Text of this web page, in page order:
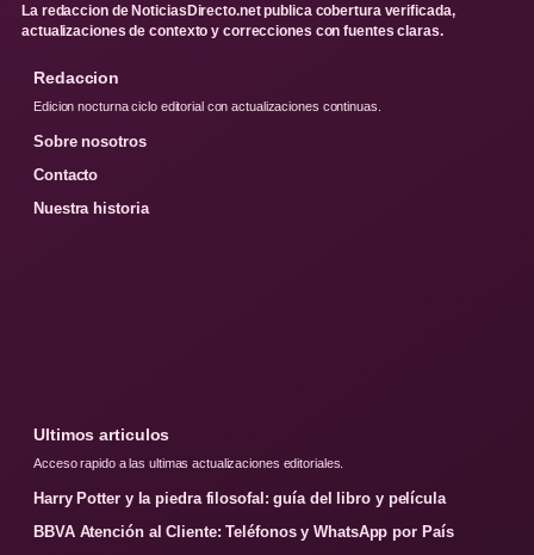
La redaccion de NoticiasDirecto.net publica cobertura verificada,
actualizaciones de contexto y correcciones con fuentes claras.
Redaccion
Edicion nocturna ciclo editorial con actualizaciones continuas.
Sobre nosotros
Contacto
Nuestra historia
Ultimos articulos
Acceso rapido a las ultimas actualizaciones editoriales.
Harry Potter y la piedra filosofal: guía del libro y película
BBVA Atención al Cliente: Teléfonos y WhatsApp por País